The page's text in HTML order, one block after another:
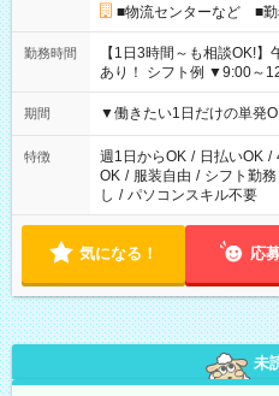
■物流センターなど ■勤
勤務時間
【1日3時間～も相談OK!
あり！ シフト例 ▼9:00～12:00 ▼9:00～17:00 ▼10:00～19:00
▼18:00～21:00
期間 ▼働きたい1日だけの単
特徴 週1日からOK / 日払いOK /
OK / 服装自由 / シフト勤務
し / パソコンスキル不要
気になる！ 応
未